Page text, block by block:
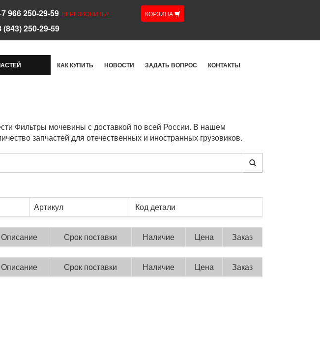
966 250-29-59
(843) 250-29-59
ПЕРЕЗВОНИТЬ? КОРЗИНА
КАК КУПИТЬ НОВОСТИ ЗАДАТЬ ВОПРОС КОНТАКТЫ
Фильтры мочевины с доставкой по всей России. В нашем
запчастей для отечественных и иностранных грузовиков.
Артикул Код детали
Описание Срок поставки Наличие Цена Заказ
Описание Срок поставки Наличие Цена Заказ